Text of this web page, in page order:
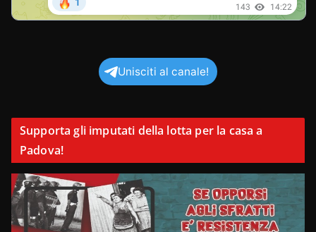
Unisciti al canale!
Supporta gli imputati della lotta per la casa a
Padova!